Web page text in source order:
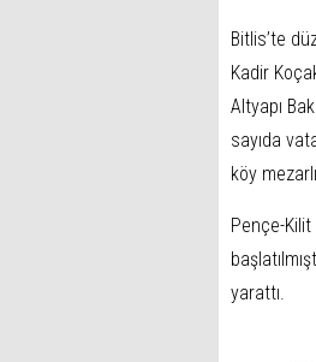
Bitlis’te
Kadir
Altyapı
sayıda
köy
Pençe-
yarattı.